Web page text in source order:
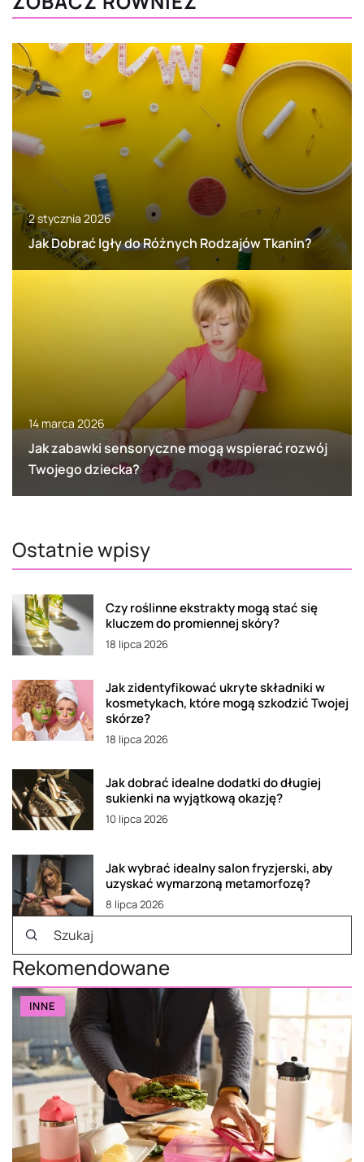
2 stycznia 2026
Jak Dobrać Igły do Różnych Rodzajów Tkanin?
14 marca 2026
Jak zabawki sensoryczne mogą wspierać rozwój
Twojego dziecka?
Ostatnie wpisy
Czy roślinne ekstrakty mogą stać się
kluczem do promiennej skóry?
18 lipca 2026
Jak zidentyfikować ukryte składniki w
kosmetykach, które mogą szkodzić Twojej
skórze?
18 lipca 2026
Jak dobrać idealne dodatki do długiej
sukienki na wyjątkową okazję?
10 lipca 2026
Jak wybrać idealny salon fryzjerski, aby
uzyskać wymarzoną metamorfozę?
8 lipca 2026
Rekomendowane
INNE